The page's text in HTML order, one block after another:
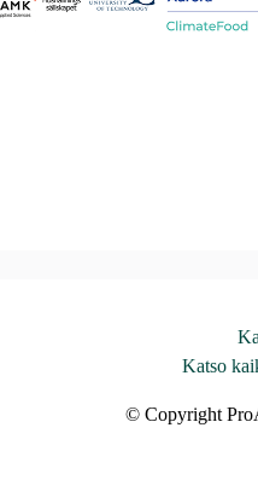
Katso
© Copyright